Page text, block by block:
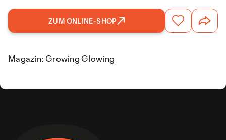
ZUM ONLINE-SHOP
Magazin: Growing Glowing